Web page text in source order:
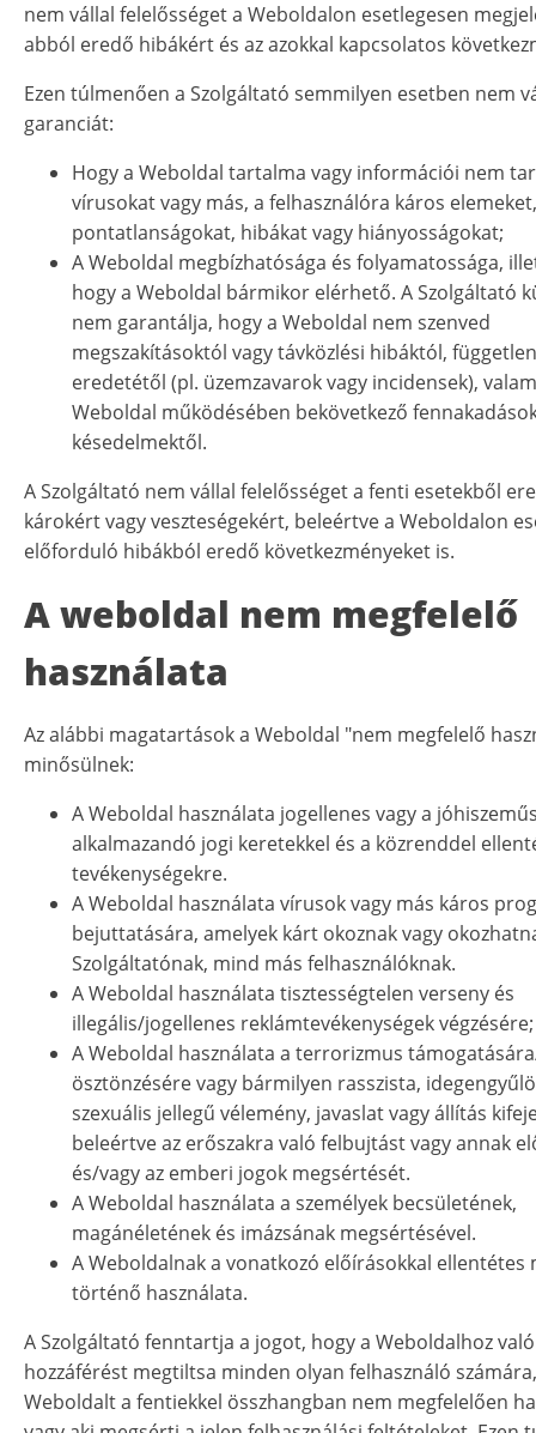
nem vállal felelősséget a Weboldalon esetlegesen
abból eredő hibákért és az azokkal kapcsolatos
Ezen túlmenően a Szolgáltató semmilyen esetben nem
garanciát:
Hogy a Weboldal tartalma vagy információi nem
vírusokat vagy más, a felhasználóra káros
pontatlanságokat, hibákat vagy hiányosságokat;
A Weboldal megbízhatósága és folyamatossága,
hogy a Weboldal bármikor elérhető. A Szolgáltató
nem garantálja, hogy a Weboldal nem szenved
megszakításoktól vagy távközlési hibáktól,
eredetétől (pl. üzemzavarok vagy incidensek),
Weboldal működésében bekövetkező
késedelmektől.
A Szolgáltató nem vállal felelősséget a fenti esetekből
károkért vagy veszteségekért, beleértve a Weboldalon
előforduló hibákból eredő következményeket is.
A weboldal nem megfelelő
használata
Az alábbi magatartások a Weboldal "nem megfelelő
minősülnek:
A Weboldal használata jogellenes vagy a
alkalmazandó jogi keretekkel és a közrenddel
tevékenységekre.
A Weboldal használata vírusok vagy más káros
bejuttatására, amelyek kárt okoznak vagy
Szolgáltatónak, mind más felhasználóknak.
A Weboldal használata tisztességtelen verseny és
illegális/jogellenes reklámtevékenységek végzésére;
A Weboldal használata a terrorizmus
ösztönzésére vagy bármilyen rasszista,
szexuális jellegű vélemény, javaslat vagy állítás
beleértve az erőszakra való felbujtást vagy annak
és/vagy az emberi jogok megsértését.
A Weboldal használata a személyek becsületének,
magánéletének és imázsának megsértésével.
A Weboldalnak a vonatkozó előírásokkal ellentétes
történő használata.
A Szolgáltató fenntartja a jogot, hogy a Weboldalhoz való
hozzáférést megtiltsa minden olyan felhasználó
Weboldalt a fentiekkel összhangban nem megfelelően